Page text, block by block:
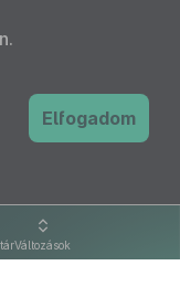
Változások
Elfogadom